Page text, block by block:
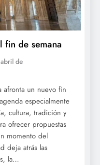
fin de semana
de
afronta un nuevo fin
especialmente
cultura, tradición y
ofrecer propuestas
momento del
deja atrás las
la…